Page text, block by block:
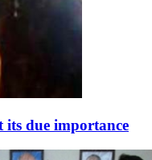
its due importance